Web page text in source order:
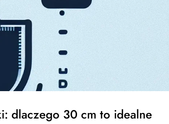
dlaczego 30 cm to idealne